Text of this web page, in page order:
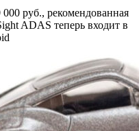
руб., рекомендованная
ADAS теперь входит в